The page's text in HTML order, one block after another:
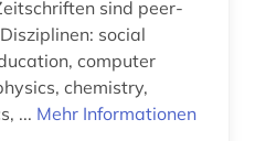
elektrische energie (1)
sind peer-
computer
chemistry,
... Mehr Informationen